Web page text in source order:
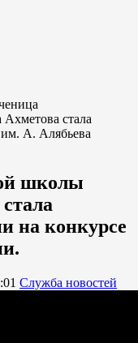
стала
им. А. Алябьева
школы
на конкурсе
Служба новостей